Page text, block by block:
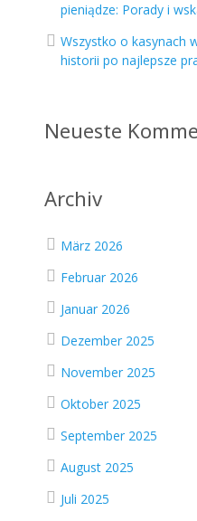
pieniądze: Porady i
Wszystko o kasynach
historii po najlepsze
Neueste
Archiv
März 2026
Februar 2026
Januar 2026
Dezember 2025
November 2025
Oktober 2025
September 2025
August 2025
Juli 2025